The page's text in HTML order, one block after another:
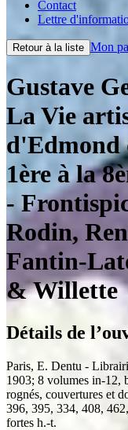
Contact
Lettre
Retour à la liste Mon
Gustave
La Vie
d'Edmond
1ère à la
-
Rodin,
Fantin-
& Willette
Détails de
Paris, E. Dentu -
1903; 8 volumes in-12,
rognés, couvertures et
396, 395, 334, 408,
fortes h.-t.